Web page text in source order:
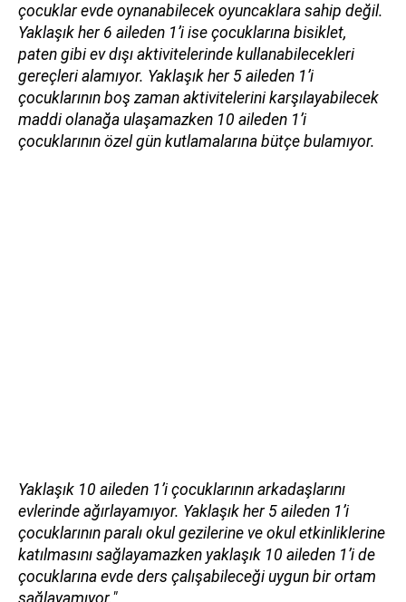
çocuklar evde oynanabilecek oyuncaklara sahip değil.
Yaklaşık her 6 aileden 1’i ise çocuklarına bisiklet,
paten gibi ev dışı aktivitelerinde kullanabilecekleri
gereçleri alamıyor. Yaklaşık her 5 aileden 1’i
çocuklarının boş zaman aktivitelerini karşılayabilecek
maddi olanağa ulaşamazken 10 aileden 1’i
çocuklarının özel gün kutlamalarına bütçe bulamıyor.
Yaklaşık 10 aileden 1’i çocuklarının arkadaşlarını
evlerinde ağırlayamıyor. Yaklaşık her 5 aileden 1’i
çocuklarının paralı okul gezilerine ve okul etkinliklerine
katılmasını sağlayamazken yaklaşık 10 aileden 1’i de
çocuklarına evde ders çalışabileceği uygun bir ortam
sağlayamıyor."